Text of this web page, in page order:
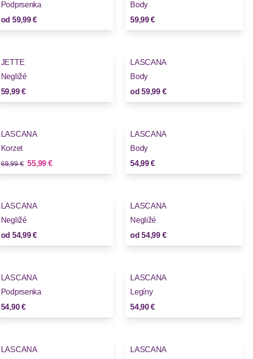
Podprsenka
od 59,99 €
Body
59,99 €
JETTE
Negližé
59,99 €
LASCANA
Body
od 59,99 €
LASCANA
Korzet
Stará cena
69,99 € Nová cena
55,99 €
LASCANA
Body
54,99 €
LASCANA
Negližé
od 54,99 €
LASCANA
Negližé
od 54,99 €
LASCANA
Podprsenka
54,90 €
LASCANA
Legíny
54,90 €
LASCANA
LASCANA